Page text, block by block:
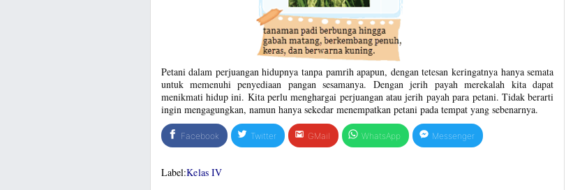
Petani dalam perjuangan hidupnya tanpa pamrih apapun, dengan tetesan keringatnya hanya semata
untuk memenuhi penyediaan pangan sesamanya. Dengan jerih payah merekalah kita dapat
menikmati hidup ini. Kita perlu menghargai perjuangan atau jerih payah para petani. Tidak berarti
ingin mengagungkan, namun hanya sekedar menempatkan petani pada tempat yang sebenarnya.
Facebook Twitter GMail WhatsApp Messenger
Label:Kelas IV